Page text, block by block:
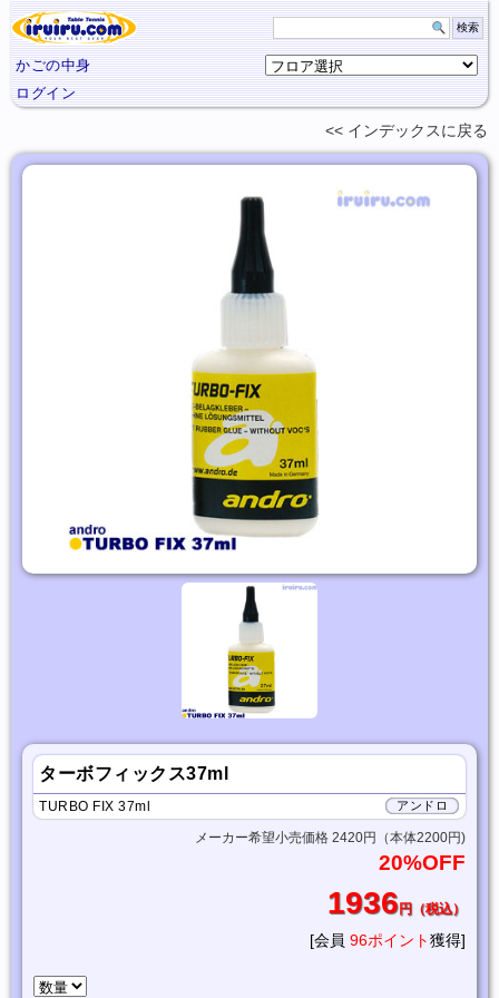
かごの中身
ログイン
インデックスに 戻る
ターボフィックス37ml
アンドロ
TURBO FIX 37ml
メーカー希望小売価格 2420円（本体2200円)
20%OFF
1936円（税込）
[会員 96ポイント獲得]